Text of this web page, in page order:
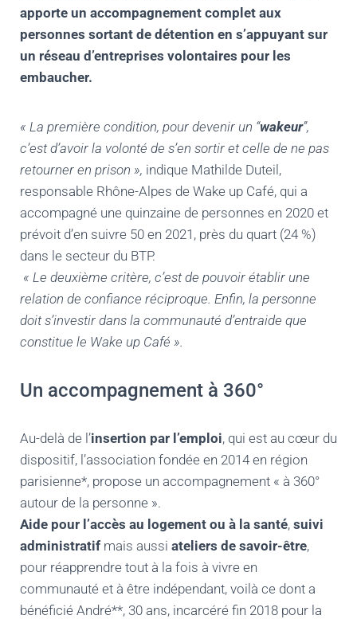
apporte un accompagnement complet aux
personnes sortant de détention en s’appuyant sur
un réseau d’entreprises volontaires pour les
embaucher.
« La première condition, pour devenir un “wakeur”,
c’est d’avoir la volonté de s’en sortir et celle de ne pas
retourner en prison », indique Mathilde Duteil,
responsable Rhône-Alpes de Wake up Café, qui a
accompagné une quinzaine de personnes en 2020 et
prévoit d’en suivre 50 en 2021, près du quart (24 %)
dans le secteur du BTP.
« Le deuxième critère, c’est de pouvoir établir une
relation de confiance réciproque. Enfin, la personne
doit s’investir dans la communauté d’entraide que
constitue le Wake up Café ».
Un accompagnement à 360°
Au-delà de l’insertion par l’emploi, qui est au cœur du
dispositif, l’association fondée en 2014 en région
parisienne*, propose un accompagnement « à 360°
autour de la personne ».
Aide pour l’accès au logement ou à la santé, suivi
administratif mais aussi ateliers de savoir-être,
pour réapprendre tout à la fois à vivre en
communauté et à être indépendant, voilà ce dont a
bénéficié André**, 30 ans, incarcéré fin 2018 pour la